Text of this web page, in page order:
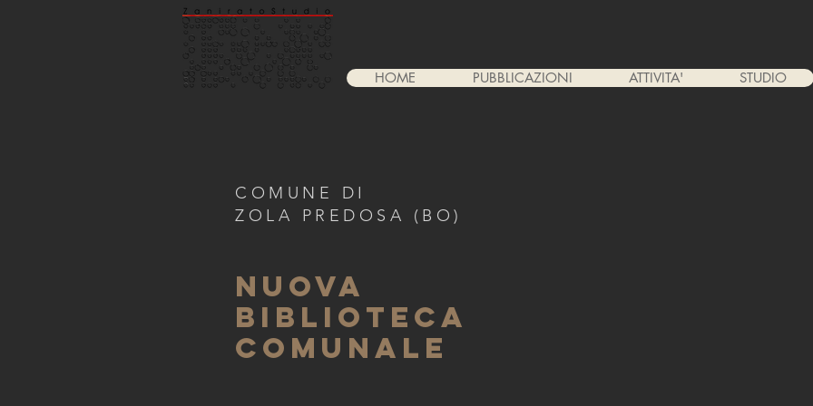
HOME PUBBLICAZIONI ATTIVITA' STUDIO
COMUNE DI
ZOLA PREDOSA (BO)
NUOVA
BIBLIOTECA
COMUNALE